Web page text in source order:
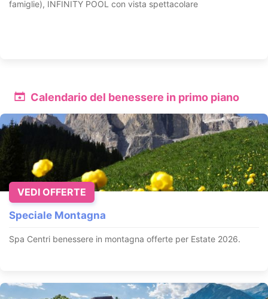
Calendario del benessere in primo piano
Speciale Montagna
Spa Centri benessere in montagna offerte per Estate 2026.
VEDI OFFERTE